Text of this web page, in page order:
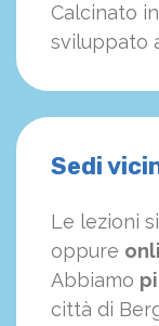
Calcinato
sviluppato
Sedi
Le lezioni
oppure
Abbiamo
città di